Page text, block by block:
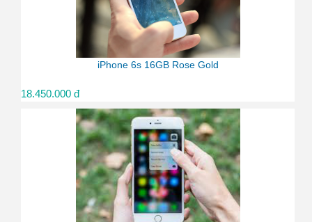
iPhone 6s 16GB Rose Gold
18.450.000 đ